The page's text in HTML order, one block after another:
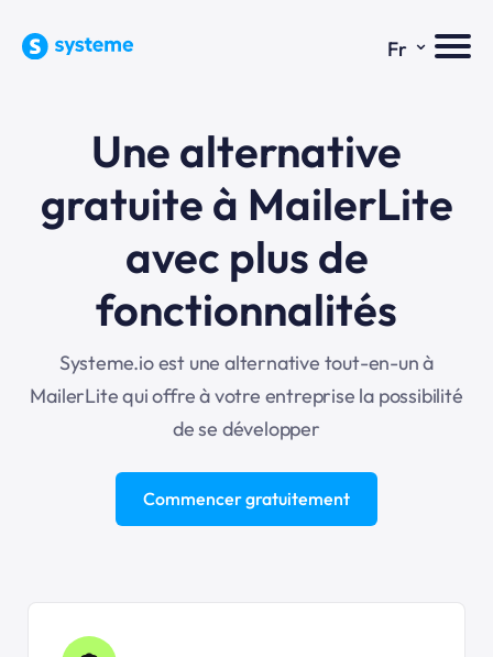
Fr ⌄
Une alternative
gratuite à MailerLite
avec plus de
fonctionnalités
Systeme.io est une alternative tout-en-un à
MailerLite qui offre à votre entreprise la possibilité
de se développer
Commencer gratuitement